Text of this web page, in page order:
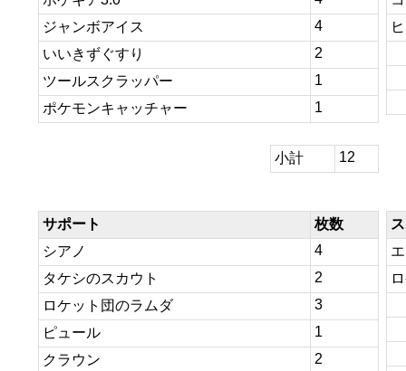
ジャンボアイス
4
いいきずぐすり
2
ツールスクラッパー
1
ポケモンキャッチャー
1
小計 12
サポート
枚数
シアノ
4
タケシのスカウト
2
ロケット団のラムダ
3
ピュール
1
クラウン
2